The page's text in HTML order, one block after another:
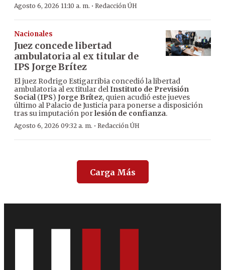
Agosto 6, 2026 11:10 a. m. · Redacción ÚH
Nacionales
Juez concede libertad
ambulatoria al ex titular de
IPS Jorge Brítez
El juez Rodrigo Estigarribia concedió la libertad
ambulatoria al ex titular delInstituto de Previsión
Social(IPS) Jorge Brítez, quien acudió este jueves
último al Palacio de Justicia para ponerse a disposición
tras su imputación porlesión de confianza.
Agosto 6, 2026 09:32 a. m. · Redacción ÚH
Carga Más